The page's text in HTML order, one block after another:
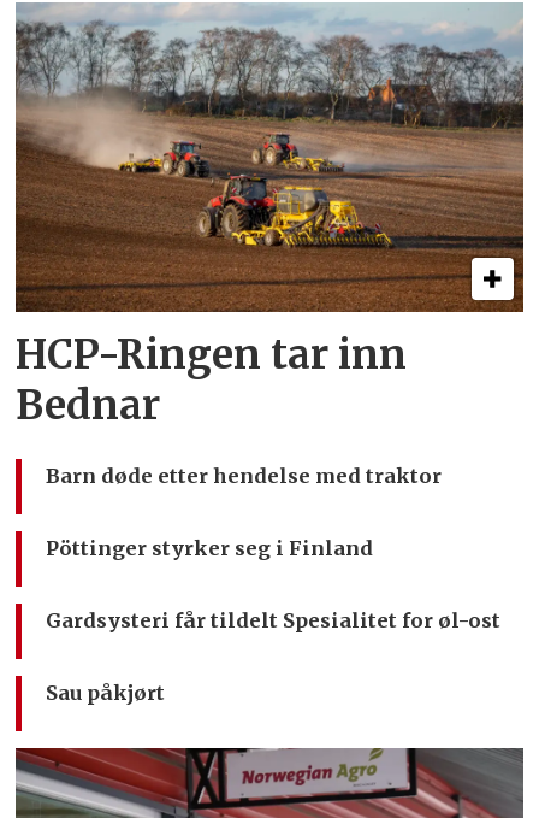
HCP-Ringen tar inn
Bednar
Barn døde etter hendelse med traktor
Pöttinger styrker seg i Finland
Gardsysteri får tildelt Spesialitet for øl-ost
Sau påkjørt